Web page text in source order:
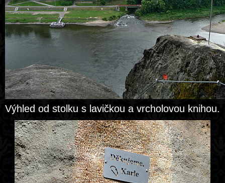
Výhled od stolku s lavičkou a vrcholovou knihou.